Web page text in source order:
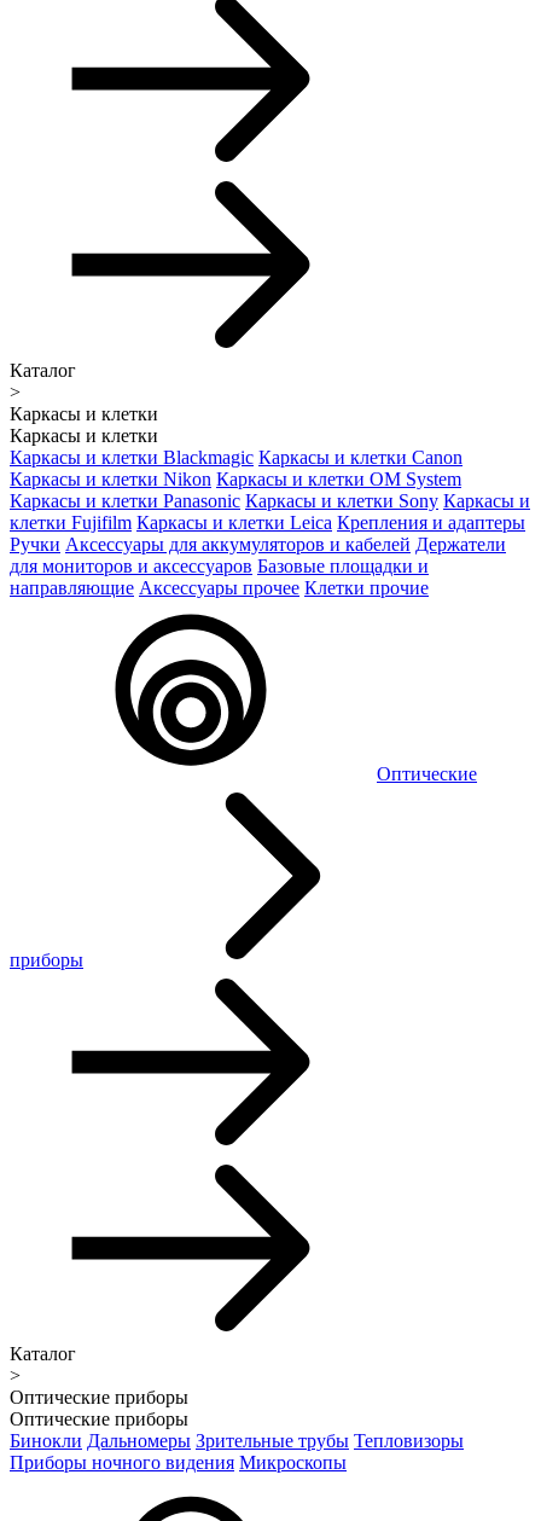
Каталог
>
Каркасы и клетки
Каркасы и клетки
Каркасы и клетки Blackmagic Каркасы и клетки Canon
Каркасы и клетки Nikon Каркасы и клетки OM System
Каркасы и клетки Panasonic Каркасы и клетки Sony Каркасы и
клетки Fujifilm Каркасы и клетки Leica Крепления и адаптеры
Ручки Аксессуары для аккумуляторов и кабелей Держатели
для мониторов и аксессуаров Базовые площадки и
направляющие Аксессуары прочее Клетки прочие
Оптические
приборы
Каталог
>
Оптические приборы
Оптические приборы
Бинокли Дальномеры Зрительные трубы Тепловизоры
Приборы ночного видения Микроскопы